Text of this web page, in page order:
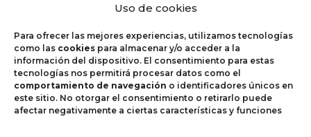
Uso de cookies
Para ofrecer las mejores experiencias, utilizamos tecnologías
como las cookies para almacenar y/o acceder a la
información del dispositivo. El consentimiento para estas
tecnologías nos permitirá procesar datos como el
comportamiento de navegación o identificadores únicos en
este sitio. No otorgar el consentimiento o retirarlo puede
afectar negativamente a ciertas características y funciones
Aviso legal